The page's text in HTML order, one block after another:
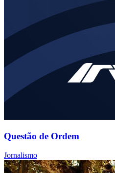
Questão de Ordem
Jornalismo